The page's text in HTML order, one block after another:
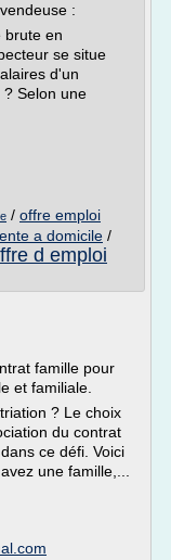
:
brute en
se situe
d'un
Selon une
/ offre emploi
a domicile /
d emploi
famille pour
et familiale.
? Le choix
du contrat
ce défi. Voici
une famille,...